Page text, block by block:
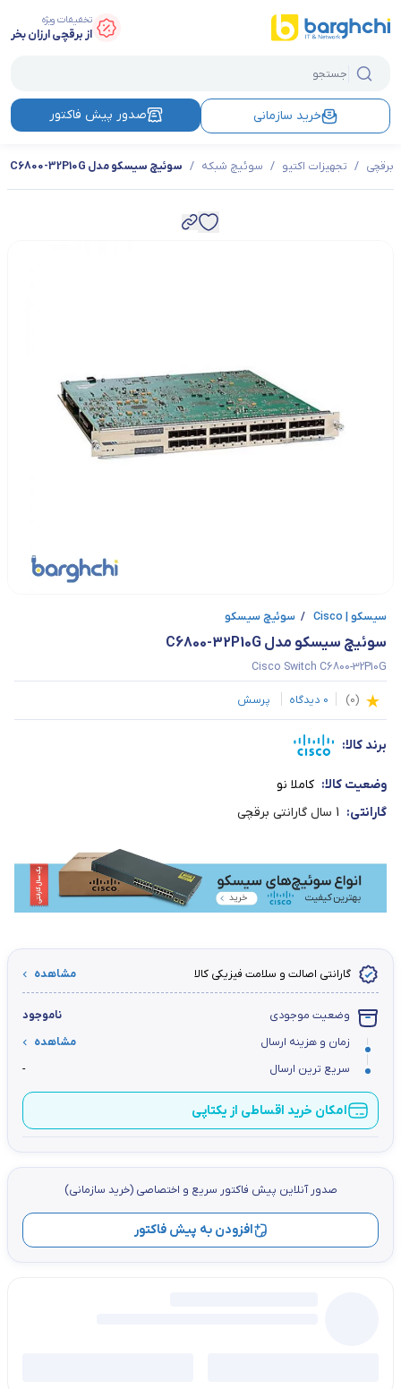
تخفیفات ویژه
از برقچی ارزان بخر
خرید سازمانی صدور پیش فاکتور
برقچی / تجهیزات اکتیو / سوئیچ شبکه / سوئیچ سیسکو مدل C6800-32P10G
سیسکو | Cisco / سوئیچ سیسکو
سوئیچ سیسکو مدل C6800-32P10G
Cisco Switch C6800-32P10G
(
0
)
0 دیدگاه پرسش
برند کالا:
وضعیت کالا: کاملا نو
گارانتی: 1 سال گارانتی برقچی
گارانتی اصالت و سلامت فیزیکی کالا مشاهده
وضعیت موجودی
ناموجود
زمان و هزینه ارسال
مشاهده
سریع ترین ارسال
-
امکان خرید اقساطی از یکتاپی
صدور آنلاین پيش فاكتور سریع و اختصاصي (خرید سازمانی)
افزودن به پیش فاکتور